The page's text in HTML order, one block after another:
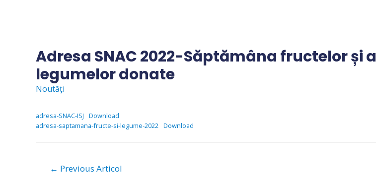
Adresa SNAC 2022-Săptămâna fructelor și a
legumelor donate
Noutăți
adresa-SNAC-ISJ
Download
adresa-saptamana-fructe-si-legume-2022 Download
Navigare
← Previous Articol